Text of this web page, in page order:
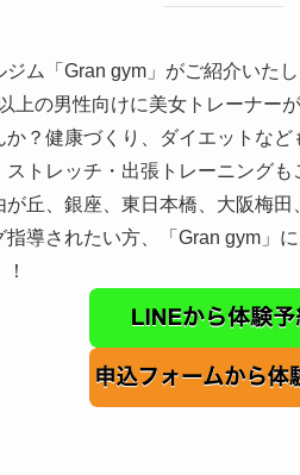
ム「Gran gym」がご紹介いたし
上の男性向けに美女トレーナ
？健康づくり、ダイエットなど
トレッチ・出張トレーニングも
丘、銀座、東日本橋、大阪梅田
導されたい方、「Gran gym」に